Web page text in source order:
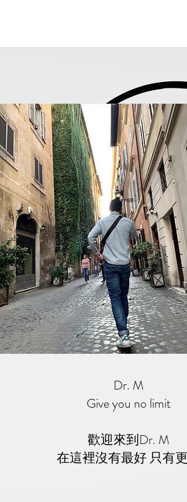
Dr. M
Give you no limit
歡迎來到Dr. M
在這裡沒有最好 只有更